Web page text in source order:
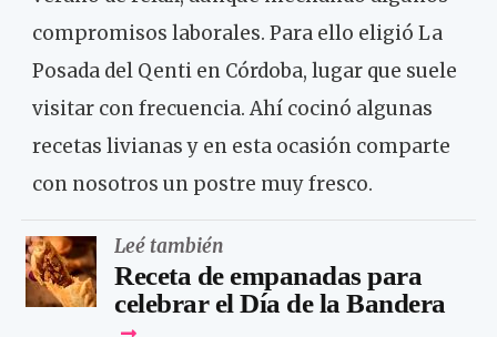
compromisos laborales. Para ello eligió La
Posada del Qenti en Córdoba, lugar que suele
visitar con frecuencia. Ahí cocinó algunas
recetas livianas y en esta ocasión comparte
con nosotros un postre muy fresco.
Leé también
Receta de empanadas para
celebrar el Día de la Bandera